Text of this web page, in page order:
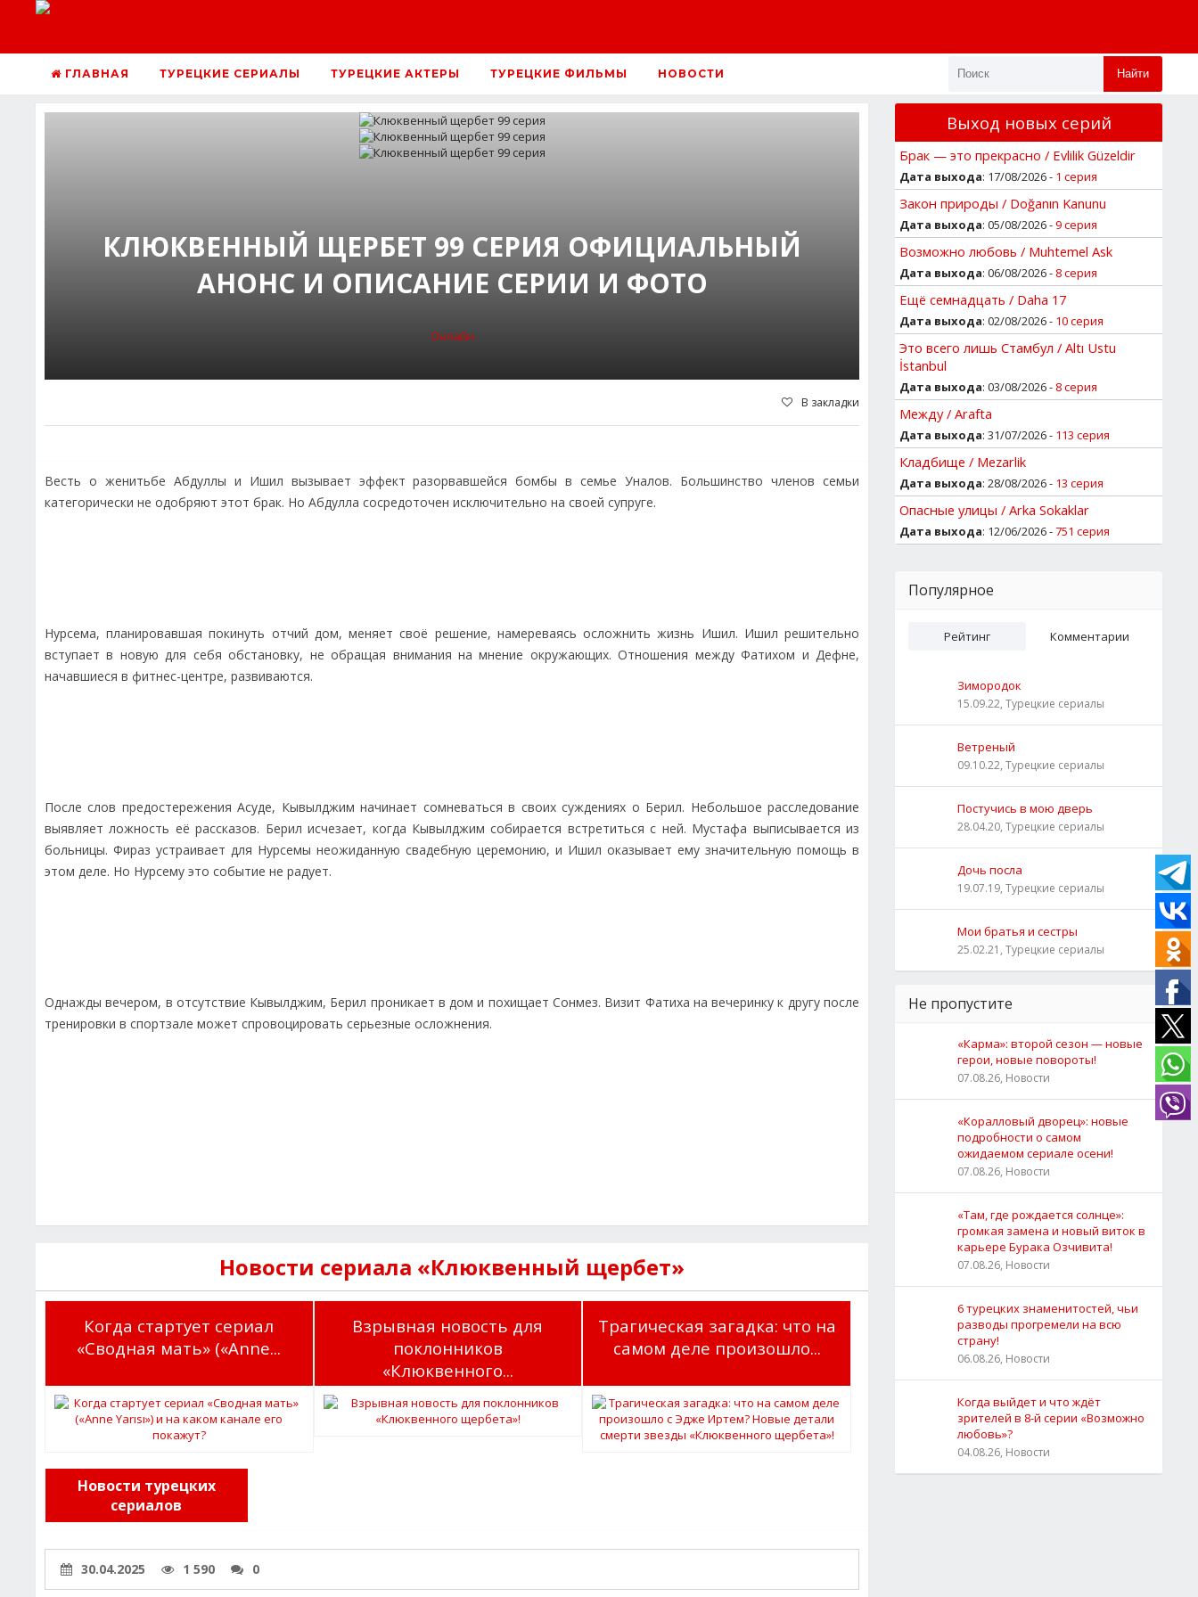
ГЛАВНАЯ ТУРЕЦКИЕ СЕРИАЛЫ ТУРЕЦКИЕ АКТЕРЫ ТУРЕЦКИЕ ФИЛЬМЫ НОВОСТИ Найти
КЛЮКВЕННЫЙ ЩЕРБЕТ 99 СЕРИЯ ОФИЦИАЛЬНЫЙ
АНОНС И ОПИСАНИЕ СЕРИИ И ФОТО
Онлайн
В закладки
Весть о женитьбе Абдуллы и Ишил вызывает эффект разорвавшейся бомбы в семье Уналов. Большинство членов семьи
категорически не одобряют этот брак. Но Абдулла сосредоточен исключительно на своей супруге.
Нурсема, планировавшая покинуть отчий дом, меняет своё решение, намереваясь осложнить жизнь Ишил. Ишил решительно
вступает в новую для себя обстановку, не обращая внимания на мнение окружающих. Отношения между Фатихом и Дефне,
начавшиеся в фитнес-центре, развиваются.
После слов предостережения Асуде, Кывылджим начинает сомневаться в своих суждениях о Берил. Небольшое расследование
выявляет ложность её рассказов. Берил исчезает, когда Кывылджим собирается встретиться с ней. Мустафа выписывается из
больницы. Фираз устраивает для Нурсемы неожиданную свадебную церемонию, и Ишил оказывает ему значительную помощь в
этом деле. Но Нурсему это событие не радует.
Однажды вечером, в отсутствие Кывылджим, Берил проникает в дом и похищает Сонмез. Визит Фатиха на вечеринку к другу после
тренировки в спортзале может спровоцировать серьезные осложнения.
Новости сериала «Клюквенный щербет»
Когда стартует сериал
«Сводная мать» («Anne...
Взрывная новость для
поклонников
«Клюквенного...
Трагическая загадка: что на
самом деле произошло...
Новости турецких
сериалов
30.04.2025 1 590 0
Выход новых серий
Брак — это прекрасно / Evlilik Güzeldir
Дата выхода: 17/08/2026 - 1 серия
Закон природы / Doğanın Kanunu
Дата выхода: 05/08/2026 -9 серия
Возможно любовь / Muhtemel Ask
Дата выхода: 06/08/2026 - 8 серия
Ещё семнадцать / Daha 17
Дата выхода: 02/08/2026 - 10 серия
Это всего лишь Стамбул / Altı Ustu
İstanbul
Дата выхода: 03/08/2026 - 8 серия
Между / Arafta
Дата выхода: 31/07/2026 - 113 серия
Кладбище / Mezarlik
Дата выхода: 28/08/2026 - 13 серия
Опасные улицы / Arka Sokaklar
Дата выхода: 12/06/2026 -751 серия
Популярное
Рейтинг Комментарии
Зимородок
15.09.22, Турецкие сериалы
Ветреный
09.10.22, Турецкие сериалы
Постучись в мою дверь
28.04.20, Турецкие сериалы
Дочь посла
19.07.19, Турецкие сериалы
Мои братья и сестры
25.02.21, Турецкие сериалы
Не пропустите
«Карма»: второй сезон — новые
герои, новые повороты!
07.08.26, Новости
«Коралловый дворец»: новые
подробности о самом
ожидаемом сериале осени!
07.08.26, Новости
«Там, где рождается солнце»:
громкая замена и новый виток в
карьере Бурака Озчивита!
07.08.26, Новости
6 турецких знаменитостей, чьи
разводы прогремели на всю
страну!
06.08.26, Новости
Когда выйдет и что ждёт
зрителей в 8-й серии «Возможно
любовь»?
04.08.26, Новости